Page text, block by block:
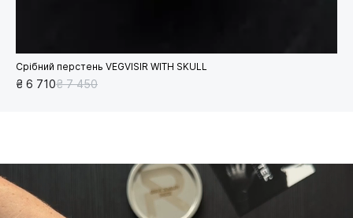
Срібний перстень VEGVISIR WITH SKULL
₴ 6 710₴ 7 450